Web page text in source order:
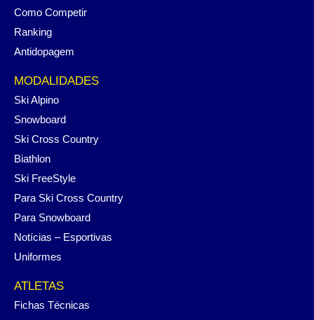
Como Competir
Ranking
Antidopagem
MODALIDADES
Ski Alpino
Snowboard
Ski Cross Country
Biathlon
Ski FreeStyle
Para Ski Cross Country
Para Snowboard
Notícias – Esportivas
Uniformes
ATLETAS
Fichas Técnicas